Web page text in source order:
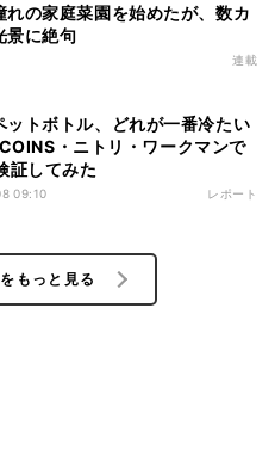
れの家庭菜園を始めたが、数カ
景に絶句
連載
ットボトル、どれが一番冷たい
・ニトリ・ワークマンで
証してみた
09:10 レポート
もっと見る